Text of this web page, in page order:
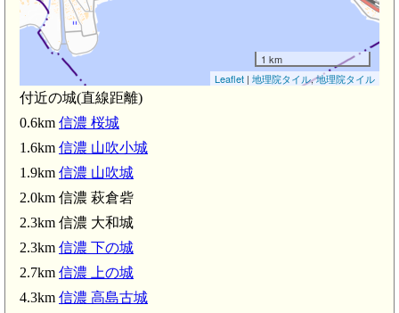
1 km
Leaflet | 地理院タイル,地理院タイル
付近の城(直線距離)
0.6km 信濃 桜城
1.6km 信濃 山吹小城
1.9km 信濃 山吹城
2.0km 信濃 萩倉砦
2.3km 信濃 大和城
2.3km 信濃 下の城
2.7km 信濃 上の城
4.3km 信濃 高島古城